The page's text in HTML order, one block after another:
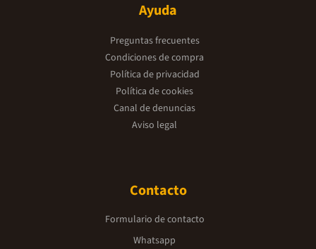
Ayuda
Preguntas frecuentes
Condiciones de compra
Política de privacidad
Política de cookies
Canal de denuncias
Aviso legal
Contacto
Formulario de contacto
Whatsapp